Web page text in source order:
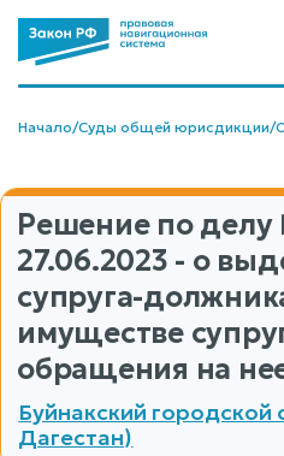
Начало/Суды общей юрисдикции/
Решение по делу
27.06.2023 - о
супруга-
имуществе
обращения на
Буйнакский городской
Дагестан)